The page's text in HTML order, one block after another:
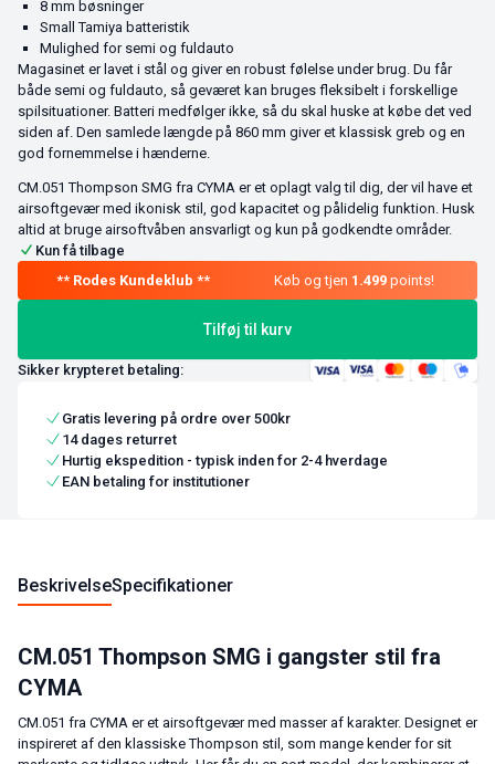
8 mm bøsninger
Small Tamiya batteristik
Mulighed for semi og fuldauto
Magasinet er lavet i stål og giver en robust følelse under brug. Du får
både semi og fuldauto, så geværet kan bruges fleksibelt i forskellige
spilsituationer. Batteri medfølger ikke, så du skal huske at købe det ved
siden af. Den samlede længde på 860 mm giver et klassisk greb og en
god fornemmelse i hænderne.
CM.051 Thompson SMG fra CYMA er et oplagt valg til dig, der vil have et
airsoftgevær med ikonisk stil, god kapacitet og pålidelig funktion. Husk
altid at bruge airsoftvåben ansvarligt og kun på godkendte områder.
Kun få tilbage
Køb og tjen 1.499points!
Tilføj til kurv
Sikker krypteret betaling:
Gratis levering på ordre over 500kr
14 dages returret
Hurtig ekspedition - typisk inden for 2-4 hverdage
EAN betaling for institutioner
BeskrivelseSpecifikationer
CM.051 Thompson SMG i gangster stil fra
CYMA
CM.051 fra CYMA er et airsoftgevær med masser af karakter. Designet er
inspireret af den klassiske Thompson stil, som mange kender for sit